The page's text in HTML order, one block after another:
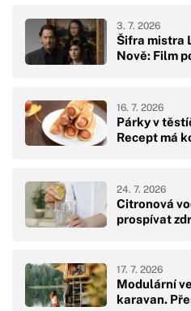
Šifra mistra
Nově: Film
3. 7. 2026
Párky v
Recept má
16. 7. 2026
Citronová
prospívat
24. 7. 2026
Modulární
karavan.
17. 7. 2026